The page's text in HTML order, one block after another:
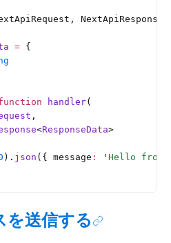
= {
handler(
,
<ResponseData>
). json ({ message : ' Hello from
を送信する